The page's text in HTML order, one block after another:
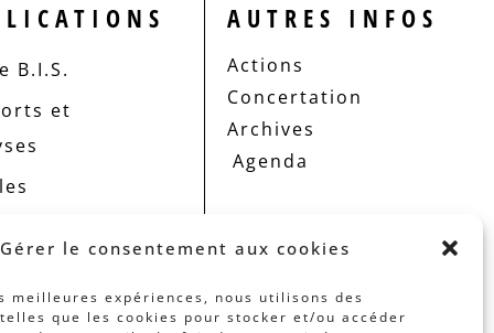
Gérer le consentement aux cookies
meilleures expériences, nous utilisons des
que les cookies pour stocker et/ou accéder
B.I.S.
et
AUTRES INFOS
Actions
Concertation
Archives
Agenda